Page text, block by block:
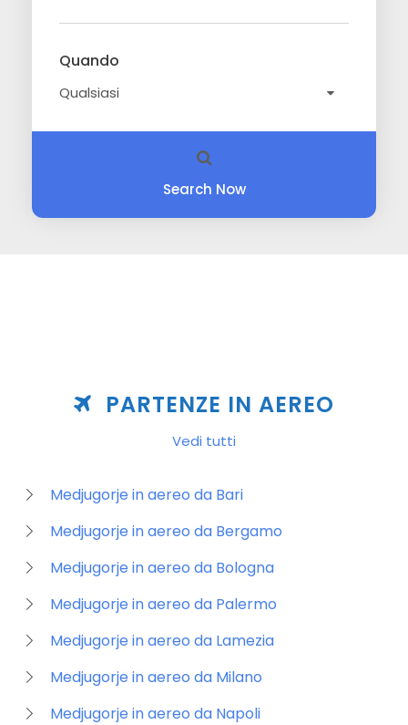
Quando
Search Now
PARTENZE IN AEREO
Vedi tutti
Medjugorje in aereo da Bari
Medjugorje in aereo da Bergamo
Medjugorje in aereo da Bologna
Medjugorje in aereo da Palermo
Medjugorje in aereo da Lamezia
Medjugorje in aereo da Milano
Medjugorje in aereo da Napoli